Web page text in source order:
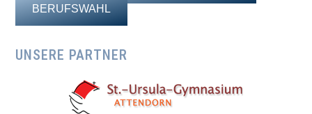
BERUFSWAHL
UNSERE PARTNER